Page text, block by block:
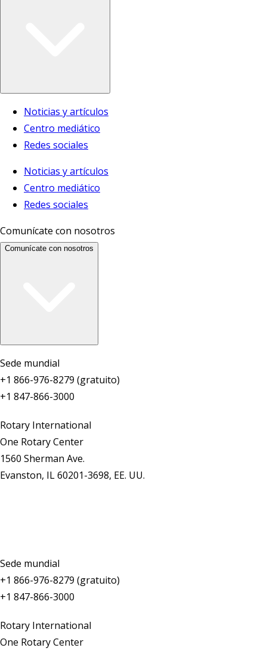
Noticias y artículos
Centro mediático
Redes sociales
Noticias y artículos
Centro mediático
Redes sociales
Comunícate con nosotros
Comunícate con nosotros
Sede mundial
+1 866-976-8279 (gratuito)
+1 847-866-3000
Rotary International
One Rotary Center
1560 Sherman Ave.
Evanston, IL 60201-3698, EE. UU.
Sede mundial
+1 866-976-8279 (gratuito)
+1 847-866-3000
Rotary International
One Rotary Center